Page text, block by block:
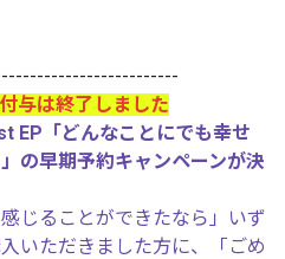
与は終了しました
EP「どんなことにでも幸せ
の早期予約キャンペーンが決
じることができたなら」いず
いただきました方に、「ごめ